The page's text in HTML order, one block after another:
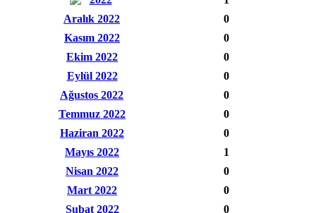
Aralık 2022
0
Kasım 2022
0
Ekim 2022
0
Eylül 2022
0
Ağustos 2022
0
Temmuz 2022
0
Haziran 2022
0
Mayıs 2022
1
Nisan 2022
0
Mart 2022
0
Şubat 2022
0